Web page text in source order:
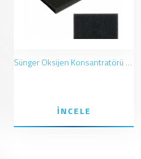
Sünger Oksijen Konsantratörü Filtresi Çeşitleri
İNCELE